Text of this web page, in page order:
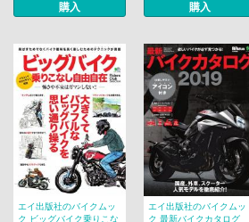
購入 購入
エイ出版社のバイクムッ
ク ビッグバイク乗りこな
エイ出版社のバイクムッ
ク 最新バイクカタログ